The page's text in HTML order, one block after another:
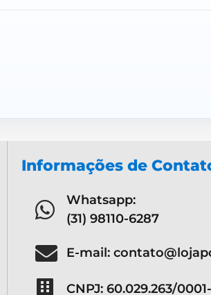
Informações de
Whatsapp:
(31) 98110-6287
E-mail:
CNPJ: 60.029.263/